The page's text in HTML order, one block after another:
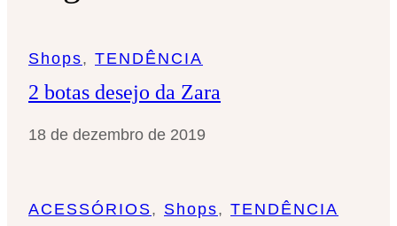
r
Shops, TENDÊNCIA
2 botas desejo da Zara
18 de dezembro de 2019
ACESSÓRIOS, Shops, TENDÊNCIA